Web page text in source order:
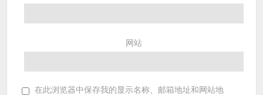
网站
在此浏览器中保存我的显示名称、邮箱地址和网站地